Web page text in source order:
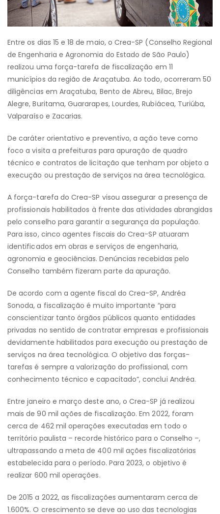
Entre os dias 15 e 18 de maio, o Crea-SP (Conselho Regional
de Engenharia e Agronomia do Estado de São Paulo)
realizou uma força-tarefa de fiscalização em 11
municípios da região de Araçatuba. Ao todo, ocorreram 50
diligências em Araçatuba, Bento de Abreu, Bilac, Brejo
Alegre, Buritama, Guararapes, Lourdes, Rubiácea, Turiúba,
Valparaíso e Zacarias.
De caráter orientativo e preventivo, a ação teve como
foco a visita a prefeituras para apuração de quadro
técnico e contratos de licitação que tenham por objeto a
execução ou prestação de serviços na área tecnológica.
A força-tarefa do Crea-SP visou assegurar a presença de
profissionais habilitados à frente das atividades abrangidas
pelo conselho para garantir a segurança da população.
Para isso, cinco agentes fiscais do Crea-SP atuaram
identificados em obras e serviços de engenharia,
agronomia e geociências. Denúncias recebidas pelo
Conselho também fizeram parte da apuração.
De acordo com a agente fiscal do Crea-SP, Andréa
Sonoda, a fiscalização é muito importante “para
conscientizar tanto órgãos públicos quanto entidades
privadas no sentido de contratar empresas e profissionais
devidamente habilitados para execução ou prestação de
serviços na área tecnológica. O objetivo das forças-
tarefas é sempre a valorização do profissional, com
conhecimento técnico e capacitado”, conclui Andréa.
Entre janeiro e março deste ano, o Crea-SP já realizou
mais de 90 mil ações de fiscalização. Em 2022, foram
cerca de 462 mil operações executadas em todo o
território paulista – recorde histórico para o Conselho –,
ultrapassando a meta de 400 mil ações fiscalizatórias
estabelecida para o período. Para 2023, o objetivo é
realizar 600 mil operações.
De 2015 a 2022, as fiscalizações aumentaram cerca de
1.600%. O crescimento se deve ao uso das tecnologias